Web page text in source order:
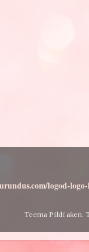
logod-
Teema Pildi aken.